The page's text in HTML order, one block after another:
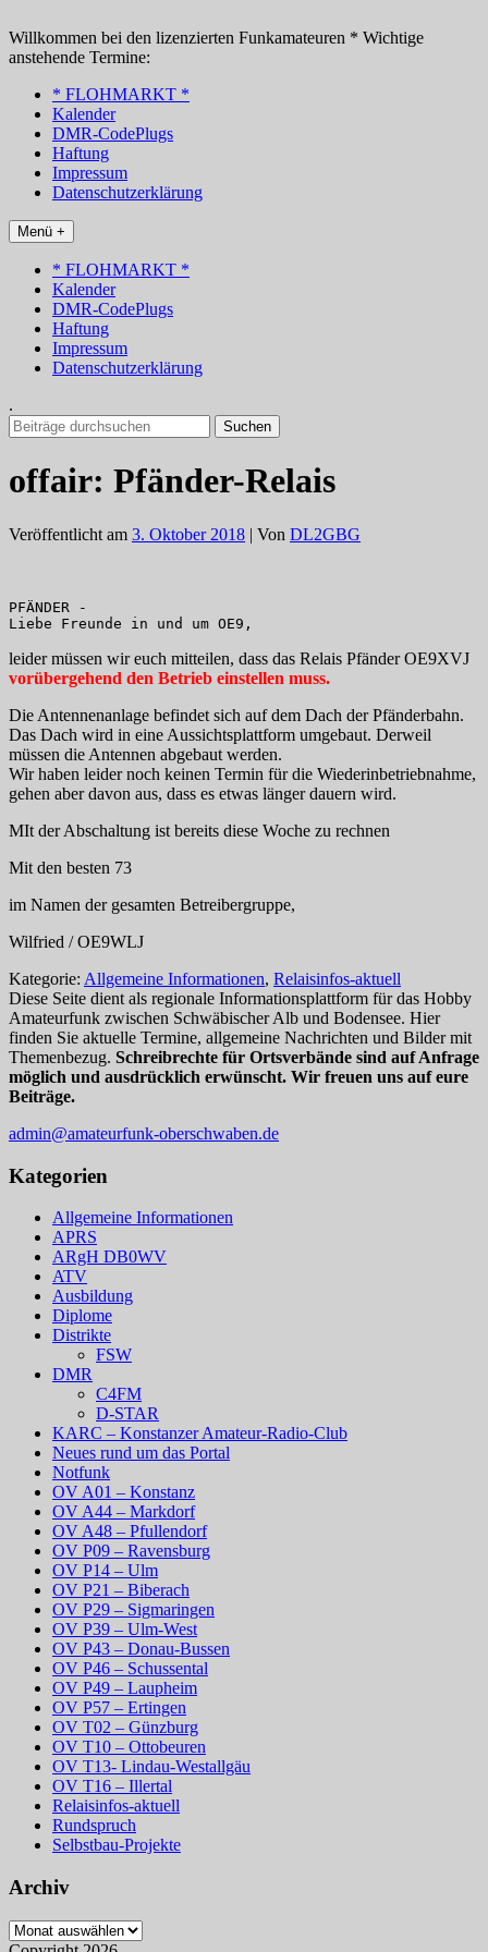
Inhalt
springen
Willkommen bei den lizenzierten Funkamateuren * Wichtige
anstehende Termine:
* FLOHMARKT *
Kalender
DMR-CodePlugs
Haftung
Impressum
Datenschutzerklärung
Menü +
* FLOHMARKT *
Kalender
DMR-CodePlugs
Haftung
Impressum
Datenschutzerklärung
.
Suchen
nach:
offair: Pfänder-Relais
Veröffentlicht am 3. Oktober 2018 | Von DL2GBG
PFÄNDER -
Liebe Freunde in und um OE9,
leider müssen wir euch mitteilen, dass das Relais Pfänder OE9XVJ
vorübergehend den Betrieb einstellen muss.
Die Antennenanlage befindet sich auf dem Dach der Pfänderbahn.
Das Dach wird in eine Aussichtsplattform umgebaut. Derweil
müssen die Antennen abgebaut werden.
Wir haben leider noch keinen Termin für die Wiederinbetriebnahme,
gehen aber davon aus, dass es etwas länger dauern wird.
MIt der Abschaltung ist bereits diese Woche zu rechnen
Mit den besten 73
im Namen der gesamten Betreibergruppe,
Wilfried / OE9WLJ
Kategorie: Allgemeine Informationen, Relaisinfos-aktuell
Diese Seite dient als regionale Informationsplattform für das Hobby
Amateurfunk zwischen Schwäbischer Alb und Bodensee. Hier
finden Sie aktuelle Termine, allgemeine Nachrichten und Bilder mit
Themenbezug. Schreibrechte für Ortsverbände sind auf Anfrage
möglich und ausdrücklich erwünscht. Wir freuen uns auf eure
Beiträge.
admin@amateurfunk-oberschwaben.de
Kategorien
Allgemeine Informationen
APRS
ARgH DB0WV
ATV
Ausbildung
Diplome
Distrikte
FSW
DMR
C4FM
D-STAR
KARC – Konstanzer Amateur-Radio-Club
Neues rund um das Portal
Notfunk
OV A01 – Konstanz
OV A44 – Markdorf
OV A48 – Pfullendorf
OV P09 – Ravensburg
OV P14 – Ulm
OV P21 – Biberach
OV P29 – Sigmaringen
OV P39 – Ulm-West
OV P43 – Donau-Bussen
OV P46 – Schussental
OV P49 – Laupheim
OV P57 – Ertingen
OV T02 – Günzburg
OV T10 – Ottobeuren
OV T13- Lindau-Westallgäu
OV T16 – Illertal
Relaisinfos-aktuell
Rundspruch
Selbstbau-Projekte
Archiv
Archiv